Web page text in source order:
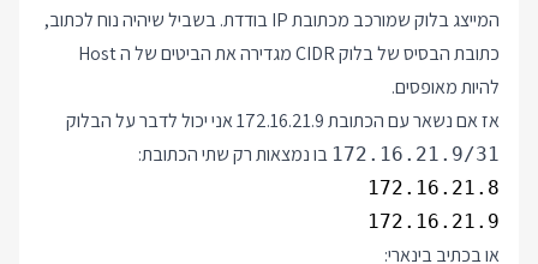
המייצג בלוק שמורכב מכתובת IP בודדת. בשביל שיהיה נוח לכתוב,
כתובת הבסיס של בלוק CIDR מגדירה את הביטים של ה Host
להיות מאופסים.
אז אם נשאר עם הכתובת 172.16.21.9 אני יכול לדבר על הבלוק
172.16.21.9/31 בו נמצאות רק שתי הכתובת:
172.16.21.9
או בכתיב בינארי: